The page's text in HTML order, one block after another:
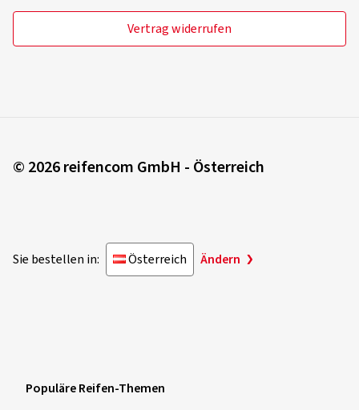
Vertrag widerrufen
© 2026 reifencom GmbH - Österreich
Sie bestellen in: Österreich Ändern
Populäre Reifen-Themen